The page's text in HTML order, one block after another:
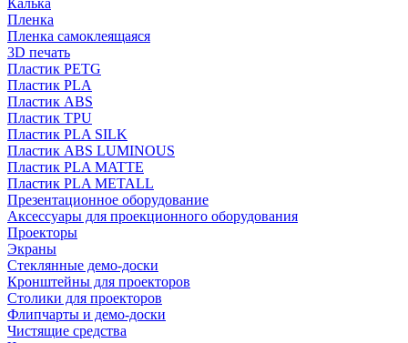
Калька
Пленка
Пленка самоклеящаяся
3D печать
Пластик PETG
Пластик PLA
Пластик ABS
Пластик TPU
Пластик PLA SILK
Пластик ABS LUMINOUS
Пластик PLA MATTE
Пластик PLA METALL
Презентационное оборудование
Аксессуары для проекционного оборудования
Проекторы
Экраны
Стеклянные демо-доски
Кронштейны для проекторов
Столики для проекторов
Флипчарты и демо-доски
Чистящие средства